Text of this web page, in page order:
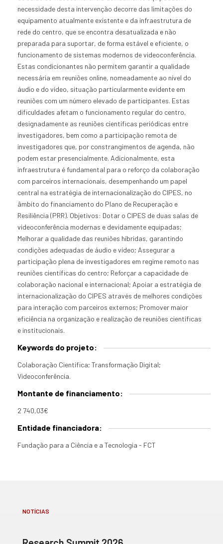
necessidade desta intervenção decorre das limitações do
equipamento atualmente existente e da infraestrutura de
rede do centro, que se encontra desatualizada e não
preparada para suportar, de forma estável e eficiente, o
funcionamento de sistemas modernos de videoconferência.
Estas condicionantes não permitem garantir a qualidade
necessária em reuniões online, nomeadamente ao nível do
áudio e do vídeo, situação particularmente evidente em
reuniões com um número elevado de participantes. Estas
dificuldades afetam o funcionamento regular do centro,
designadamente as reuniões científicas periódicas entre
investigadores, bem como a participação remota de
investigadores que, por constrangimentos de agenda, não
podem estar presencialmente. Adicionalmente, esta
infraestrutura é fundamental para o reforço da colaboração
com parceiros internacionais, desempenhando um papel
central na estratégia de internacionalização do CIPES, no
âmbito do financiamento do Plano de Recuperação e
Resiliência (PRR). Objetivos: Dotar o CIPES de duas salas de
videoconferência modernas e devidamente equipadas;
Melhorar a qualidade das reuniões híbridas, garantindo
condições adequadas de áudio e vídeo; Assegurar a
participação plena de investigadores em regime remoto nas
reuniões científicas do centro; Reforçar a capacidade de
colaboração nacional e internacional; Apoiar a estratégia de
internacionalização do CIPES através de melhores condições
para interação com parceiros externos; Promover maior
eficiência na organização e realização de reuniões científicas
e institucionais.
Keywords do projeto:
Colaboração Científica; Transformação Digital;
Videoconferência.
Montante de financiamento:
2 740,03€
Entidade financiadora:
Fundação para a Ciência e a Tecnologia - FCT
NOTÍCIAS